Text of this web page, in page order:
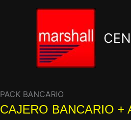
PACK BANCARIO
CAJERO BANCARIO +